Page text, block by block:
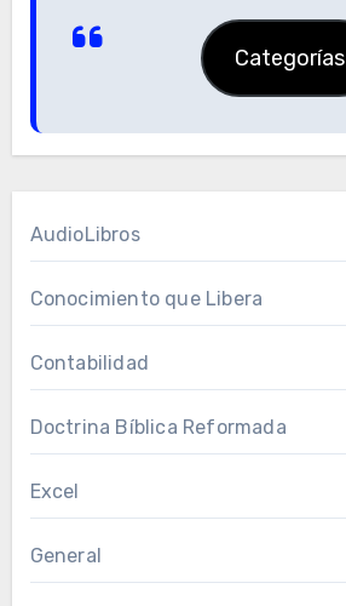
Categorías
AudioLibros
Conocimiento que Libera
Contabilidad
Doctrina Bíblica Reformada
Excel
General